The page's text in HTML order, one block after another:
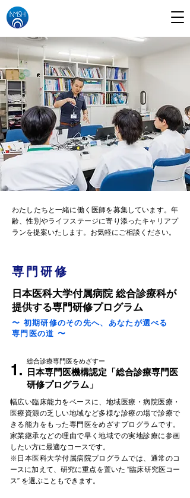
わたしたちと一緒に働く医師を募集しています。年
齢、性別やライフステージに寄り添ったキャリアプ
ランを提案いたします。お気軽にご相談ください。
専門研修
日本医科大学付属病院 総合診療科が
提供する専門研修プログラム
〜 初期研修のその先へ、あなたが選べる
専門医の道 〜
総合診療専門医をめざすー
日本専門医機構認定「総合診療専門医
研修プログラム」
1.
幅広い臨床能力をベースに、地域医療・病院医療・
医療資源の乏しい地域など多様な診療の場で診療で
きる能力をもった専門医をめざすプログラムです。
家業継承などの理由で早く地域での実地診療に参画
したい方に最適なコースです。
※日本医科大学付属病院プログラムでは、通常のコ
ースに加えて、研究に重点を置いた “臨床研究医コー
ス” を選ぶこともできます。